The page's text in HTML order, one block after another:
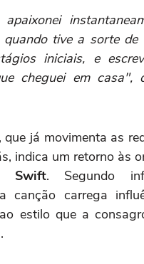
tive a sorte de
iniciais, e
cheguei em casa",
que já movimenta as
indica um retorno às
Swift. Segundo
a canção carrega
estilo que a